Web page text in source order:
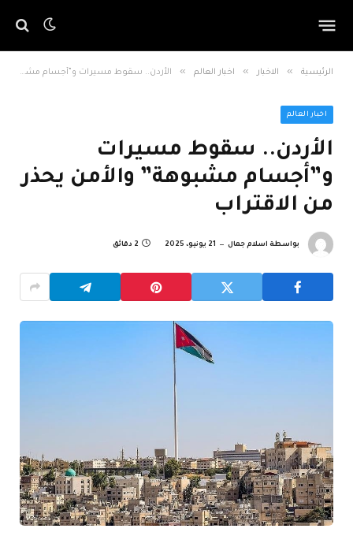
الرئيسية » الاخبار » اخبار العالم » الأردن.. سقوط مسيرات و”أجسام مشبوهة” والأمن يحذر من الاقتراب
اخبار العالم
الأردن.. سقوط مسيرات
و”أجسام مشبوهة” والأمن يحذر
من الاقتراب
بواسطة اسلام جمال 21 يونيو، 2025 2 دقائق